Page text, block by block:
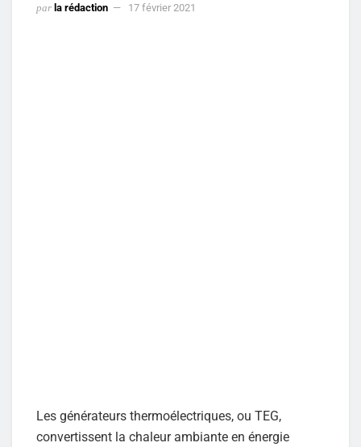
par la rédaction 17 février 2021
Les générateurs thermoélectriques, ou TEG,
convertissent la chaleur ambiante en énergie